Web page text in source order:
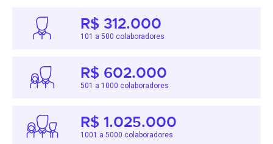
R$ 312.000
101 a 500 colaboradores
R$ 602.000
501 a 1000 colaboradores
R$ 1.025.000
1001 a 5000 colaboradores